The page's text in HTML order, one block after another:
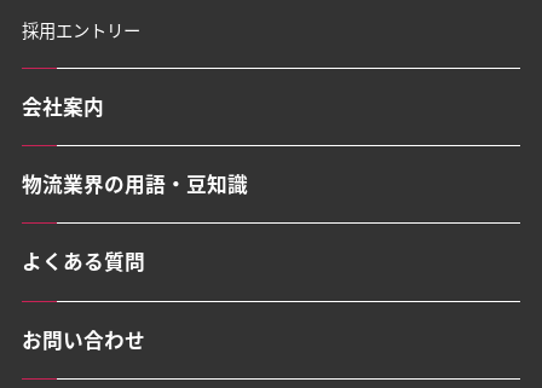
採用エントリー
会社案内
物流業界の用語・豆知識
よくある質問
お問い合わせ